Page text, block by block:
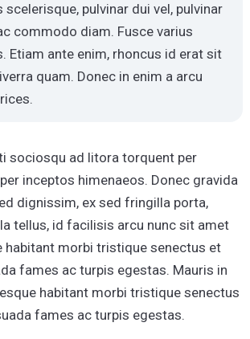
scelerisque, pulvinar dui vel, pulvinar
commodo diam. Fusce varius
Etiam ante enim, rhoncus id erat sit
quam. Donec in enim a arcu
sociosqu ad litora torquent per
inceptos himenaeos. Donec gravida
dignissim, ex sed fringilla porta,
tellus, id facilisis arcu nunc sit amet
habitant morbi tristique senectus et
fames ac turpis egestas. Mauris in
habitant morbi tristique senectus
fames ac turpis egestas.